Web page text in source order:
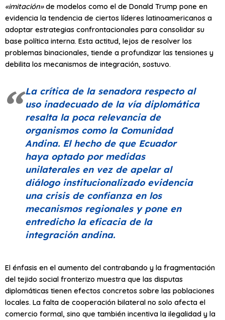
«imitación»de modelos como el de Donald Trump pone en
evidencia la tendencia de ciertos líderes latinoamericanos a
adoptar estrategias confrontacionales para consolidar su
base política interna. Esta actitud, lejos de resolver los
problemas binacionales, tiende a profundizar las tensiones y
debilita los mecanismos de integración, sostuvo.
La crítica de la senadora respecto al
uso inadecuado de la vía diplomática
resalta la poca relevancia de
organismos como la Comunidad
Andina. El hecho de que Ecuador
haya optado por medidas
unilaterales en vez de apelar al
diálogo institucionalizado evidencia
una crisis de confianza en los
mecanismos regionales y pone en
entredicho la eficacia de la
integración andina.
El énfasis en el aumento del contrabando y la fragmentación
del tejido social fronterizo muestra que las disputas
diplomáticas tienen efectos concretos sobre las poblaciones
locales. La falta de cooperación bilateral no solo afecta el
comercio formal, sino que también incentiva la ilegalidad y la